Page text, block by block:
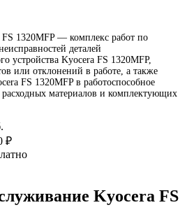
1320MFP — комплекс работ по
деталей
устройства Kyocera FS 1320MFP,
или отклонений в работе, а также
FS 1320MFP в работоспособное
расходных материалов и комплектующих
₽
Kyocera FS